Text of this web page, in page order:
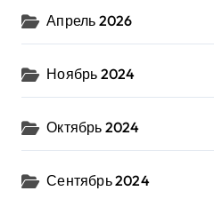
Апрель 2026
Ноябрь 2024
Октябрь 2024
Сентябрь 2024